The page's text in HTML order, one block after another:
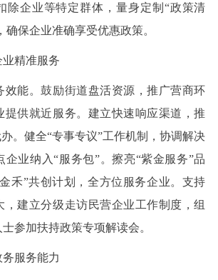
除企业等特定群体，量身定制“政策清
确保企业准确享受优惠政策。
精准服务
能。鼓励街道盘活资源，推广营商环
提供就近服务。建立快速响应渠道，推
。健全“专事专议”工作机制，协调解决
企业纳入“服务包”。擦亮“紫金服务”品
禾”共创计划，全方位服务企业。支持
，建立分级走访民营企业工作制度，组
参加扶持政策专项解读会。
服务能力